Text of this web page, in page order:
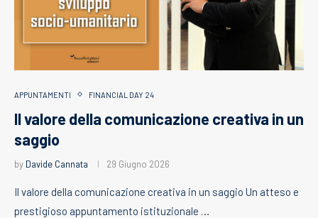
APPUNTAMENTI FINANCIAL DAY 24
Il valore della comunicazione creativa in un
saggio
by Davide Cannata 29 Giugno 2026
Il valore della comunicazione creativa in un saggio Un atteso e
prestigioso appuntamento istituzionale …